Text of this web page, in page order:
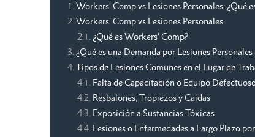
Workers’ Comp vs Lesiones Personales: ¿Qué
Workers’ Comp vs Lesiones Personales
¿Qué es Workers’ Comp?
¿Qué es una Demanda por Lesiones
Tipos de Lesiones Comunes en el Lugar de
Falta de Capacitación o Equipo
Resbalones, Tropiezos y Caídas
Exposición a Sustancias Tóxicas
Lesiones o Enfermedades a Largo Plazo